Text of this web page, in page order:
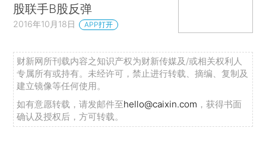
股联手B股反弹
2016年10月18日 APP打开
财新网所刊载内容之知识产权为财新传媒及/或相关权利人
专属所有或持有。未经许可，禁止进行转载、摘编、复制及
建立镜像等任何使用。
如有意愿转载，请发邮件至hello@caixin.com ，获得书面
确认及授权后，方可转载。